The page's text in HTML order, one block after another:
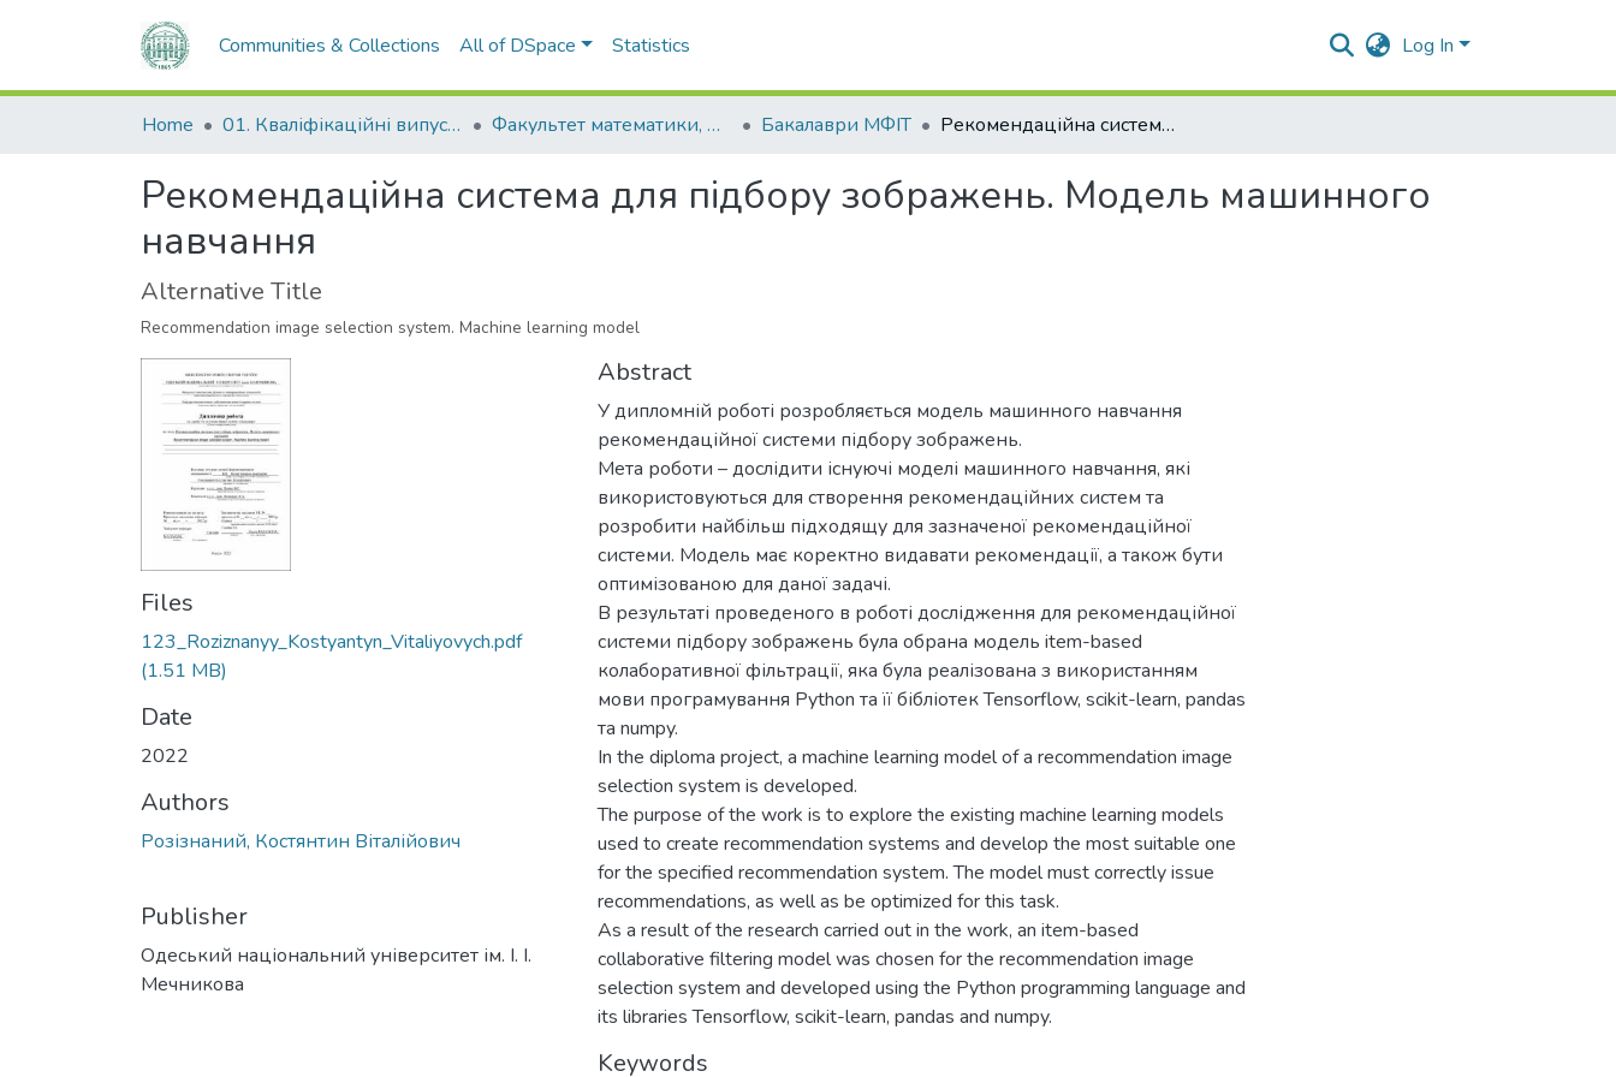
Communities & Collections All of DSpace Statistics Log In
Home 01. Кваліфікаційні випускні роботи здобувачів вищої освіти Факультет математики, фізики та інформаційних технологій Бакалаври МФІТ Рекомендаційна система для підбору зображень. Модель машинного навчання
Рекомендаційна система для підбору зображень. Модель машинного
навчання
Alternative Title
Recommendation image selection system. Machine learning model
Files
123_Roziznanyy_Kostyantyn_Vitaliyovych.pdf
(1.51 MB)
Date
2022
Authors
Розізнаний, Костянтин Віталійович
Publisher
Одеський національний університет ім. І. І.
Мечникова
Abstract
У дипломній роботі розробляється модель машинного навчання
рекомендаційної системи підбору зображень.
Мета роботи – дослідити існуючі моделі машинного навчання, які
використовуються для створення рекомендаційних систем та
розробити найбільш підходящу для зазначеної рекомендаційної
системи. Модель має коректно видавати рекомендації, а також бути
оптимізованою для даної задачі.
В результаті проведеного в роботі дослідження для рекомендаційної
системи підбору зображень була обрана модель item-based
колаборативної фільтрації, яка була реалізована з використанням
мови програмування Python та її бібліотек Tensorflow, scikit-learn, pandas
та numpy.
In the diploma project, a machine learning model of a recommendation image
selection system is developed.
The purpose of the work is to explore the existing machine learning models
used to create recommendation systems and develop the most suitable one
for the specified recommendation system. The model must correctly issue
recommendations, as well as be optimized for this task.
As a result of the research carried out in the work, an item-based
collaborative filtering model was chosen for the recommendation image
selection system and developed using the Python programming language and
its libraries Tensorflow, scikit-learn, pandas and numpy.
Keywords